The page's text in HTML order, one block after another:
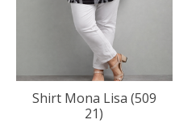
Shirt Mona Lisa (509
21)